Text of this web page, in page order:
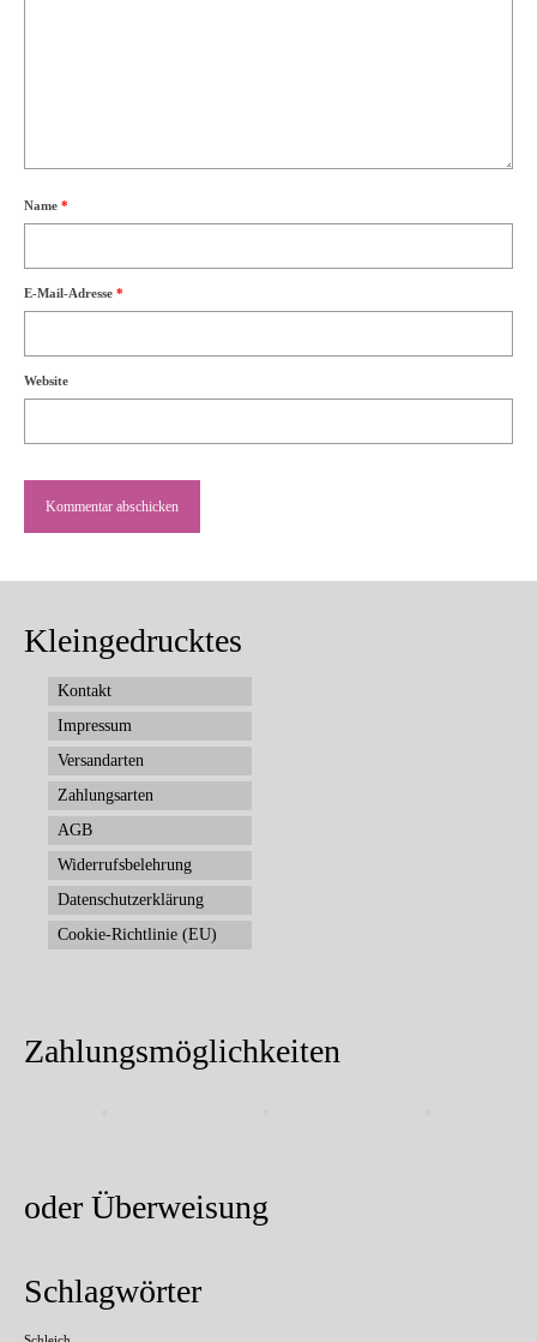
Name *
E-Mail-Adresse *
Website
Kleingedrucktes
Kontakt
Impressum
Versandarten
Zahlungsarten
AGB
Widerrufsbelehrung
Datenschutzerklärung
Cookie-Richtlinie (EU)
Zahlungsmöglichkeiten
oder Überweisung
Schlagwörter